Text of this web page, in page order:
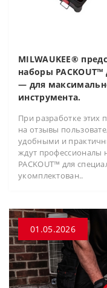
MILWAUKEE®
наборы
— для
инструмента.
При разработке этих
на отзывы
удобными и
ждут профессионалы
PACKOUT™ для
укомплектован..
01.05.2026